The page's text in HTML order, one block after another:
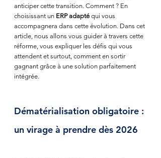
anticiper cette transition. Comment ? En
choisissant un ERP adapté qui vous
accompagnera dans cette évolution. Dans cet
article, nous allons vous guider à travers cette
réforme, vous expliquer les défis qui vous
attendent et surtout, comment en sortir
gagnant grâce à une solution parfaitement
intégrée.
Dématérialisation obligatoire :
un virage à prendre dès 2026